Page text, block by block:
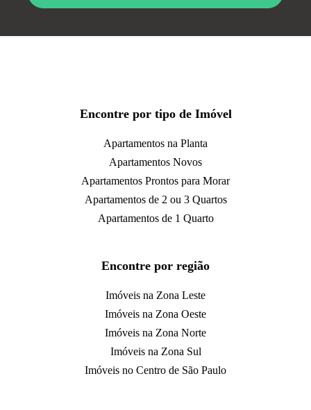
Encontre por tipo de Imóvel
Apartamentos na Planta
Apartamentos Novos
Apartamentos Prontos para Morar
Apartamentos de 2 ou 3 Quartos
Apartamentos de 1 Quarto
Encontre por região
Imóveis na Zona Leste
Imóveis na Zona Oeste
Imóveis na Zona Norte
Imóveis na Zona Sul
Imóveis no Centro de São Paulo